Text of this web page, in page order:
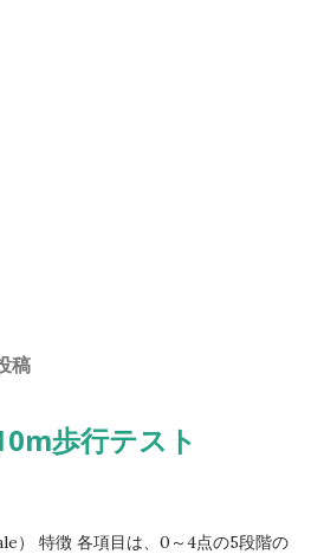
稿
歩行テスト
） 特徴 各項目は、0～4点の5段階の